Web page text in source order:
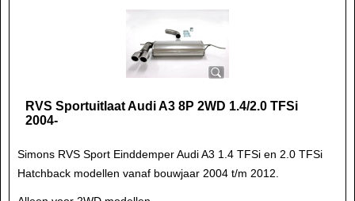
RVS Sportuitlaat Audi A3 8P 2WD 1.4/2.0 TFSi
2004-
Simons RVS Sport Einddemper Audi A3 1.4 TFSi en 2.0 TFSi
Hatchback modellen vanaf bouwjaar 2004 t/m 2012.